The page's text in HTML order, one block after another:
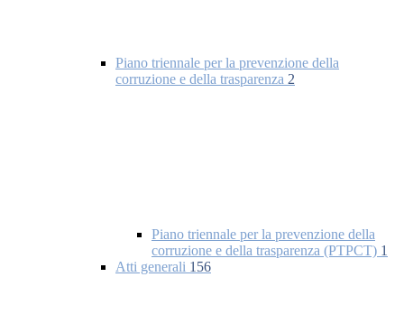
Piano triennale per la prevenzione della
corruzione e della trasparenza 2
Piano triennale per la prevenzione della
corruzione e della trasparenza (PTPCT) 1
Atti generali 156